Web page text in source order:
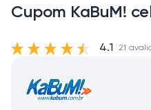
Cupom KaBuM!
4.1 21